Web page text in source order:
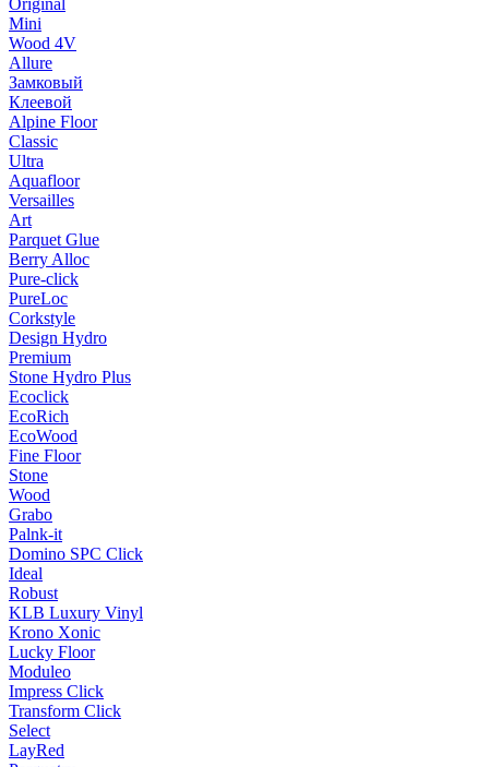
Original
Mini
Wood 4V
Allure
Замковый
Клеевой
Alpine Floor
Classic
Ultra
Aquafloor
Versailles
Art
Parquet Glue
Berry Alloc
Pure-click
PureLoc
Corkstyle
Design Hydro
Premium
Stone Hydro Plus
Ecoclick
EcoRich
EcoWood
Fine Floor
Stone
Wood
Grabo
Palnk-it
Domino SPC Click
Ideal
Robust
KLB Luxury Vinyl
Krono Xonic
Lucky Floor
Moduleo
Impress Click
Transform Click
Select
LayRed